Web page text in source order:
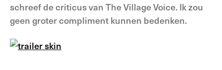
schreef de criticus van The Village Voice. Ik zou
geen groter compliment kunnen bedenken.